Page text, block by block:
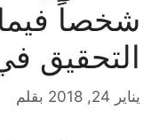
شخصاً
التحقيق
يناير 24, 2018 بقلم